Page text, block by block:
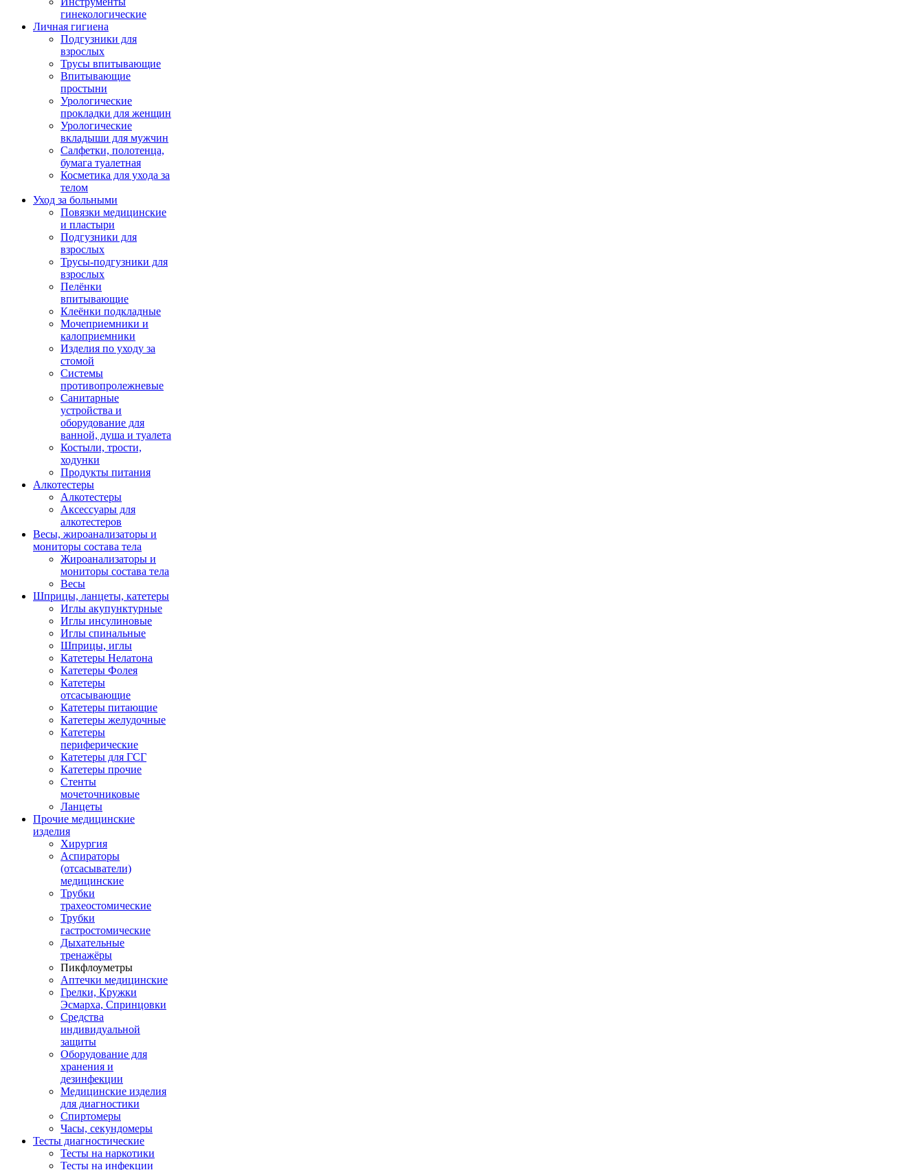
гинекологические
Личная гигиена
Подгузники для
взрослых
Трусы впитывающие
Впитывающие
простыни
Урологические
прокладки для женщин
Урологические
вкладыши для мужчин
Салфетки, полотенца,
бумага туалетная
Косметика для ухода за
телом
Уход за больными
Повязки медицинские
и пластыри
Подгузники для
взрослых
Трусы-подгузники для
взрослых
Пелёнки
впитывающие
Клеёнки подкладные
Мочеприемники и
калоприемники
Изделия по уходу за
стомой
Системы
противопролежневые
Санитарные
устройства и
оборудование для
ванной, душа и туалета
Костыли, трости,
ходунки
Продукты питания
Алкотестеры
Алкотестеры
Аксессуары для
алкотестеров
Весы, жироанализаторы и
мониторы состава тела
Жироанализаторы и
мониторы состава тела
Весы
Шприцы, ланцеты, катетеры
Иглы акупунктурные
Иглы инсулиновые
Иглы спинальные
Шприцы, иглы
Катетеры Нелатона
Катетеры Фолея
Катетеры
отсасывающие
Катетеры питающие
Катетеры желудочные
Катетеры
периферические
Катетеры для ГСГ
Катетеры прочие
Стенты
мочеточниковые
Ланцеты
Прочие медицинские
изделия
Хирургия
Аспираторы
(отсасыватели)
медицинские
Трубки
трахеостомические
Трубки
гастростомические
Дыхательные
тренажёры
Пикфлоуметры
Аптечки медицинские
Грелки, Кружки
Эсмарха, Спринцовки
Средства
индивидуальной
защиты
Оборудование для
хранения и
дезинфекции
Медицинские изделия
для диагностики
Спиртомеры
Часы, секундомеры
Тесты диагностические
Тесты на наркотики
Тесты на инфекции